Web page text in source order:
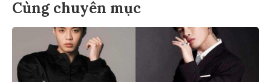
Cùng chuyên mục